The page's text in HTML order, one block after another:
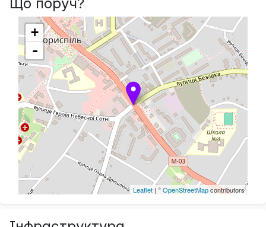
+
-
Leaflet| ©OpenStreetMapcontributors